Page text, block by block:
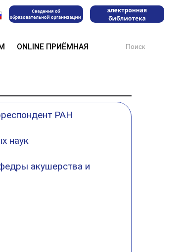
ONLINE ПРИЁМНАЯ for:
РАН
наук
акушерства и